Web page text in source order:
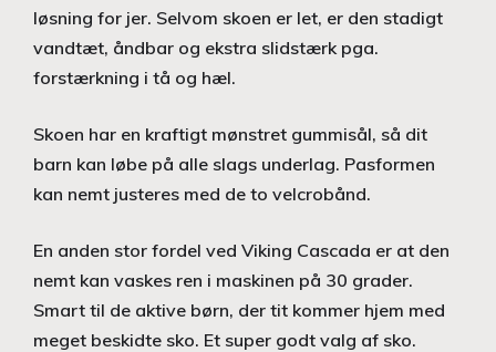
løsning for jer. Selvom skoen er let, er den stadigt
vandtæt, åndbar og ekstra slidstærk pga.
forstærkning i tå og hæl.
Skoen har en kraftigt mønstret gummisål, så dit
barn kan løbe på alle slags underlag. Pasformen
kan nemt justeres med de to velcrobånd.
En anden stor fordel ved Viking Cascada er at den
nemt kan vaskes ren i maskinen på 30 grader.
Smart til de aktive børn, der tit kommer hjem med
meget beskidte sko. Et super godt valg af sko.